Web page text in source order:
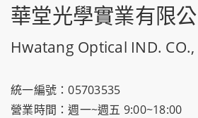
華堂光學實業有限
Hwatang Optical IND. CO.,
統一編號：05703535
營業時間：週一~週五 9:00~18:00